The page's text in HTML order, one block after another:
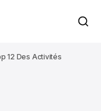
12 Des Activités